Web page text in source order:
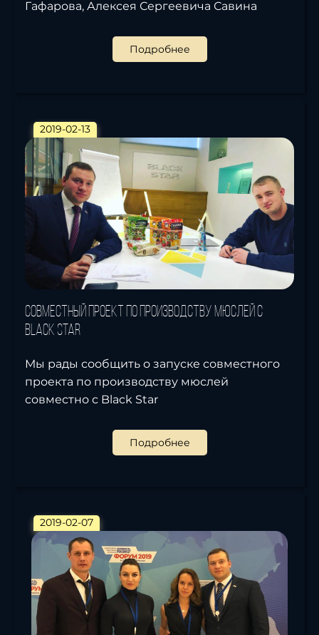
Гафарова, Алексея Сергеевича Савина
Подробнее
2019-02-13
Совместный проект по производству мюслей с
Black Star
Мы рады сообщить о запуске совместного
проекта по производству мюслей
совместно с Black Star
Подробнее
2019-02-07